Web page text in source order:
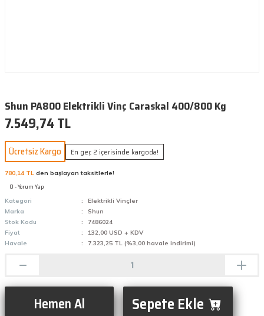
Shun PA800 Elektrikli Vinç Caraskal 400/800 Kg
7.549,74 TL
Ücretsiz Kargo En geç 2 içerisinde kargoda!
780,14 TL den başlayan taksitlerle!
0 - Yorum Yap
Kategori
Elektrikli Vinçler
Marka
Shun
Stok Kodu
7486024
Fiyat
132,00 USD + KDV
Havale
7.323,25 TL (%3,00 havale indirimi)
Hemen Al Sepete Ekle